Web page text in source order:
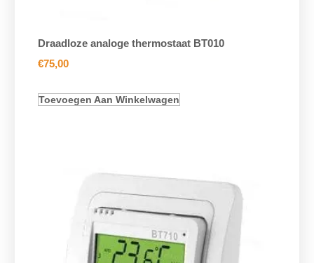
Draadloze analoge thermostaat BT010
€75,00
Toevoegen Aan Winkelwagen